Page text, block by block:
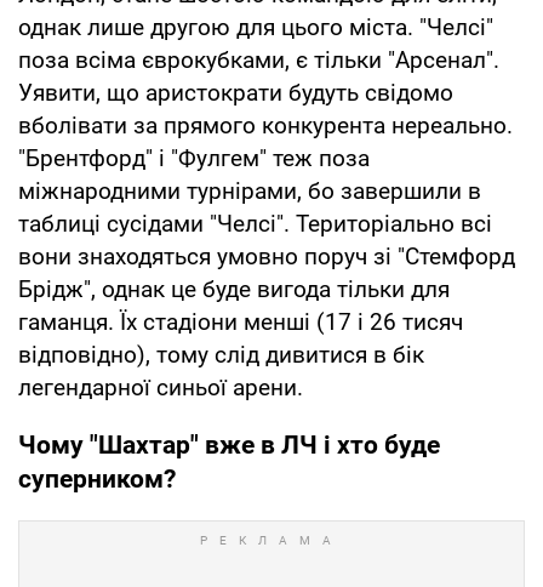
однак лише другою для цього міста. "Челсі"
поза всіма єврокубками, є тільки "Арсенал".
Уявити, що аристократи будуть свідомо
вболівати за прямого конкурента нереально.
"Брентфорд" і "Фулгем" теж поза
міжнародними турнірами, бо завершили в
таблиці сусідами "Челсі". Територіально всі
вони знаходяться умовно поруч зі "Стемфорд
Брідж", однак це буде вигода тільки для
гаманця. Їх стадіони менші (17 і 26 тисяч
відповідно), тому слід дивитися в бік
легендарної синьої арени.
Чому "Шахтар" вже в ЛЧ і хто буде
суперником?